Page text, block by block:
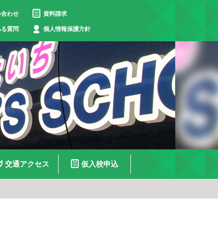
わせ 資料請求
質問 個人情報保護方針
交通アクセス 仮入校申込